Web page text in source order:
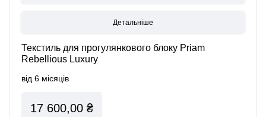
Детальніше
Текстиль для прогулянкового блоку Priam
Rebellious Luxury
від 6 місяців
17 600,00 ₴